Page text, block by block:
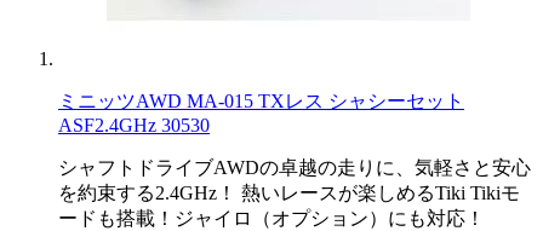
ミニッツAWD MA-015 TXレス シャシーセット
ASF2.4GHz 30530
シャフトドライブAWDの卓越の走りに、気軽さと安心
を約束する2.4GHz！ 熱いレースが楽しめるTiki Tikiモ
ードも搭載！ジャイロ（オプション）にも対応！